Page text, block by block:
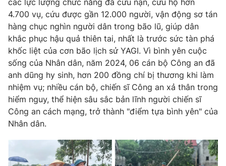
4.700 vụ, cứu được gần 12.000 người, vận động sơ tán
hàng chục nghìn người dân trong bão lũ, giúp dân
khắc phục hậu quả thiên tai, nhất là trước sức tàn phá
khốc liệt của cơn bão lịch sử YAGI. Vì bình yên cuộc
sống của Nhân dân, năm 2024, 06 cán bộ Công an đã
anh dũng hy sinh, hơn 200 đồng chí bị thương khi làm
nhiệm vụ; nhiều cán bộ, chiến sĩ Công an xả thân trong
hiểm nguy, thể hiện sâu sắc bản lĩnh người chiến sĩ
Công an cách mạng, trở thành "điểm tựa bình yên" của
Nhân dân.